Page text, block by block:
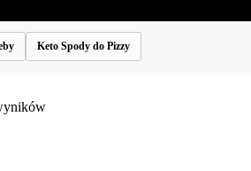
Keto Spody do Pizzy